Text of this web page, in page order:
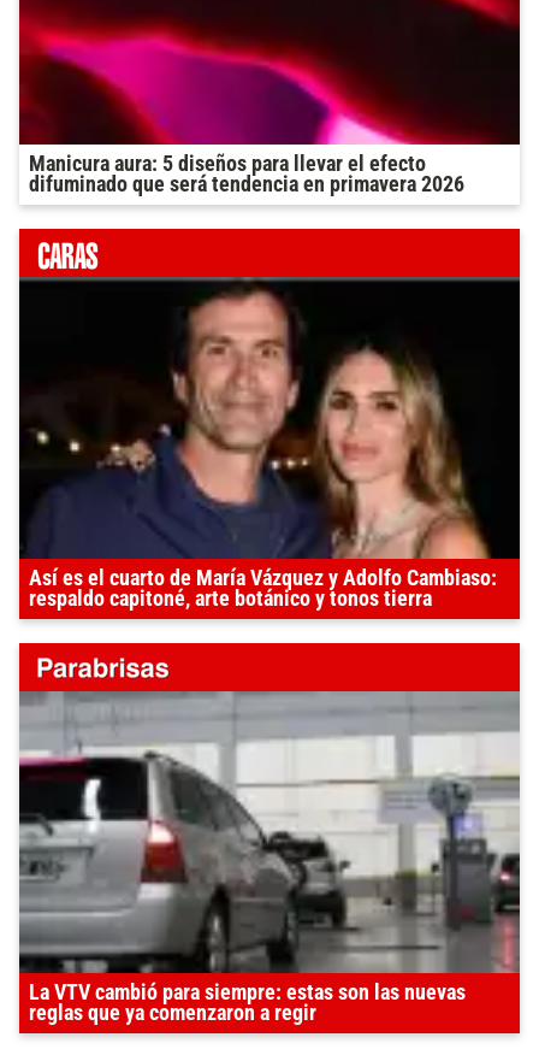
Manicura aura: 5 diseños para llevar el efecto
difuminado que será tendencia en primavera 2026
Así es el cuarto de María Vázquez y Adolfo Cambiaso:
respaldo capitoné, arte botánico y tonos tierra
La VTV cambió para siempre: estas son las nuevas
reglas que ya comenzaron a regir